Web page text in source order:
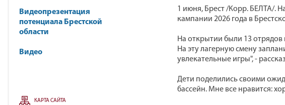
Видеопрезентация
потенциала Брестской
области
Видео
КАРТА САЙТА
1 июня, Брест /Корр. БЕЛТА/.
кампании 2026 года в
На открытии были 13 отрядов
На эту лагерную смену
увлекательные игры", -
Дети поделились своими
бассейн. Мне все нравится: